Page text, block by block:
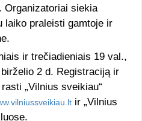
Organizatoriai siekia
laiko praleisti gamtoje ir
ir trečiadieniais 19 val.,
2 d. Registraciją ir
„Vilnius sveikiau“
ir „Vilnius